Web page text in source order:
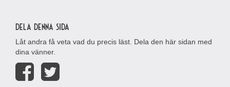
Dela denna sida
Låt andra få veta vad du precis läst. Dela den här sidan med
dina vänner.